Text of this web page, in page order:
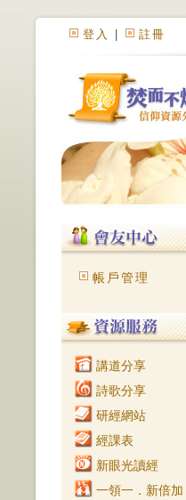
登入 註冊
帳戶管理
講道分享
詩歌分享
研經網站
經課表
新眼光讀經
一領一．新倍加